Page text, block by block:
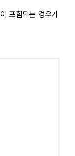
포함되는 경우가